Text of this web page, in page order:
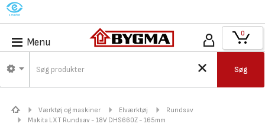
M
Menu
Søg
0
Værktøj og maskiner Elværktøj
Rundsav
Makita LXT Rundsav - 18V DHS660Z - 165mm